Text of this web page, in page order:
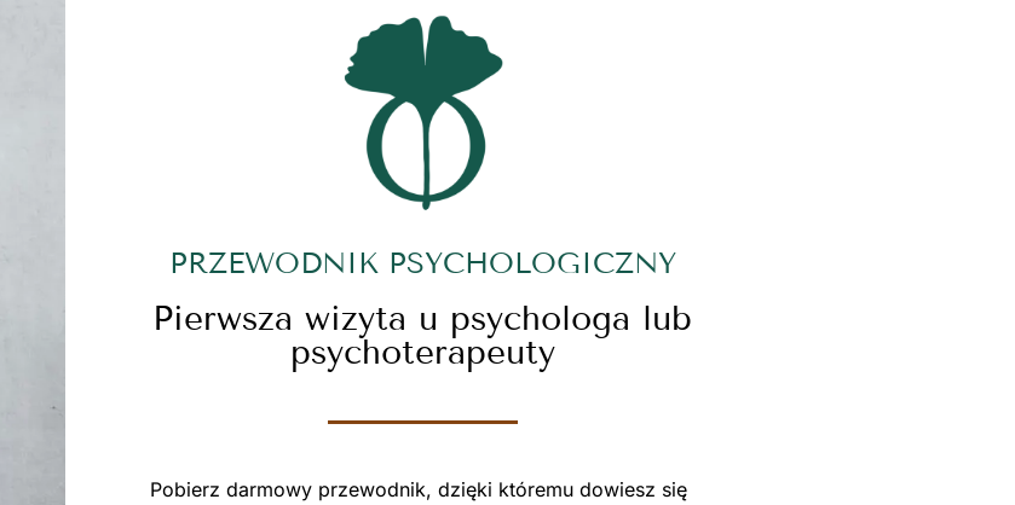
PRZEWODNIK PSYCHOLOGICZNY
Pierwsza wizyta u psychologa lub
psychoterapeuty
Pobierz darmowy przewodnik, dzięki któremu dowiesz się